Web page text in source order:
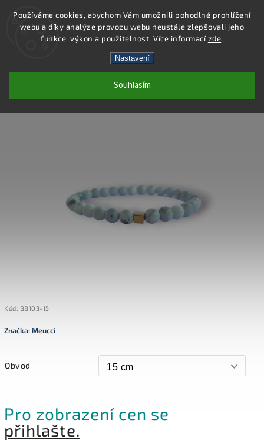
Používáme cookies, abychom Vám umožnili pohodlné prohlížení
webu a díky analýze provozu webu neustále zlepšovali jeho
funkce, výkon a použitelnost. Více informacízde.
Nastavení
Souhlasím
Hledat
BB103 - NÁRAMEK - HOWLIT
Kód: BB103-15
Značka:Meucci
Obvod
Pro zobrazení cen se
přihlašte.